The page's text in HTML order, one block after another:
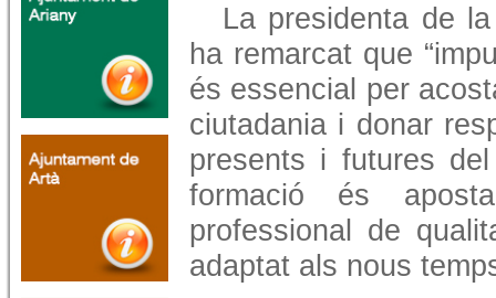
La presidenta de
ha remarcat que
és essencial per
ciutadania i donar
presents i futures
formació és
professional de
adaptat als nous